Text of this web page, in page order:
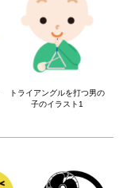
トライアングルを打つ男の
子のイラスト1